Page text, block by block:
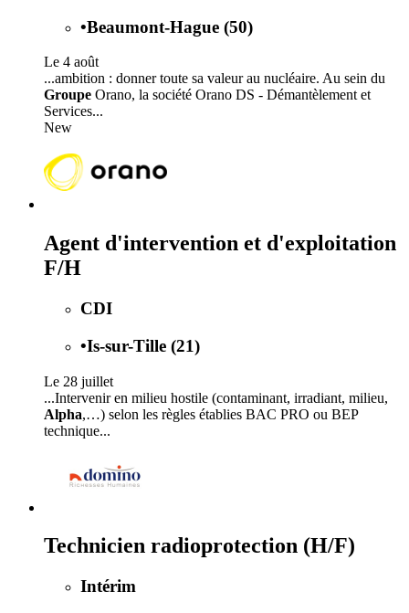
•Beaumont-Hague (50)
Le 4 août
...ambition : donner toute sa valeur au nucléaire. Au sein du
Groupe Orano, la société Orano DS - Démantèlement et
Services...
New
Agent d'intervention et d'exploitation
F/H
CDI
•Is-sur-Tille (21)
Le 28 juillet
...Intervenir en milieu hostile (contaminant, irradiant, milieu,
Alpha,…) selon les règles établies BAC PRO ou BEP
technique...
Technicien radioprotection (H/F)
Intérim